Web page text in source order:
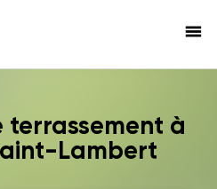
menu
terrassement à
Lambert